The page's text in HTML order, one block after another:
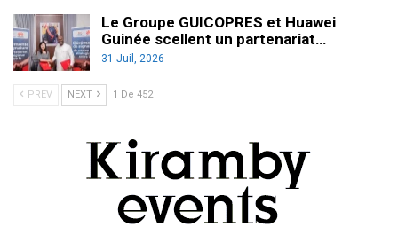
Le Groupe GUICOPRES et Huawei
Guinée scellent un partenariat…
31 Juil, 2026
PREV NEXT 1 De 452